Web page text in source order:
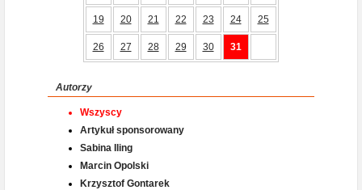
19 20 21 22 23 24 25
26 27 28 29 30 31
Autorzy
Wszyscy
Artykuł sponsorowany
Sabina Iling
Marcin Opolski
Krzysztof Gontarek